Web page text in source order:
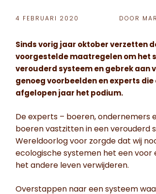
4 FEBRUARI 2020 DOOR
Sinds vorig jaar oktober verzetten
voorgestelde maatregelen om het
verouderd systeem en gebrek aan
genoeg voorbeelden en experts
afgelopen jaar het podium.
De experts – boeren, ondernemers
boeren vastzitten in een verouderd
Wereldoorlog voor zorgde dat wij
ecologische systemen het een voor
het andere leven verwijderen.
Overstappen naar een systeem